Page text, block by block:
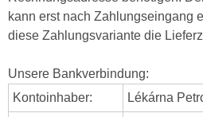
kann erst nach Zahlungseingang
diese Zahlungsvariante die
Unsere Bankverbindung:
Kontoinhaber:
Lékárna